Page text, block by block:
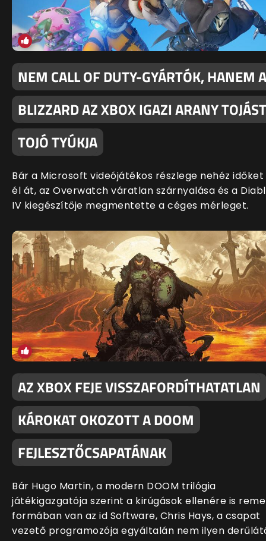
NEM CALL OF DUTY-GYÁRTÓK, HANEM A
BLIZZARD AZ XBOX IGAZI ARANY TOJÁST
TOJÓ TYÚKJA
Bár a Microsoft videójátékos részlege nehéz időket
él át, az Overwatch váratlan szárnyalása és a
IV kiegészítője megmentette a céges mérleget.
AZ XBOX FEJE VISSZAFORDÍTHATATLAN
KÁROKAT OKOZOTT A DOOM
FEJLESZTŐCSAPATÁNAK
Bár Hugo Martin, a modern DOOM trilógia
játékigazgatója szerint a kirúgások ellenére is
formában van az id Software, Chris Hays, a csapat
vezető programozója egyáltalán nem ilyen